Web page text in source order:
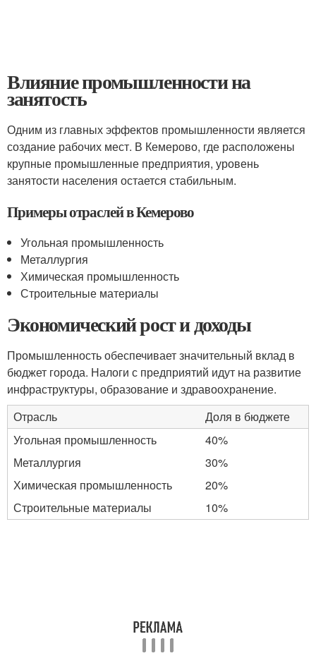
Влияние промышленности на
занятость
Одним из главных эффектов промышленности является
создание рабочих мест. В Кемерово, где расположены
крупные промышленные предприятия, уровень
занятости населения остается стабильным.
Примеры отраслей в Кемерово
Угольная промышленность
Металлургия
Химическая промышленность
Строительные материалы
Экономический рост и доходы
Промышленность обеспечивает значительный вклад в
бюджет города. Налоги с предприятий идут на развитие
инфраструктуры, образование и здравоохранение.
Отрасль
Доля в бюджете
Угольная промышленность
40%
Металлургия
30%
Химическая промышленность
20%
Строительные материалы
10%